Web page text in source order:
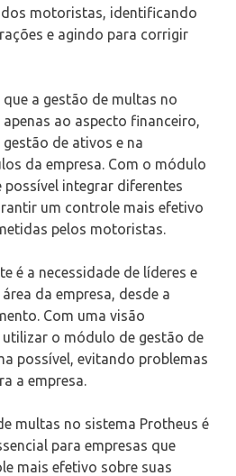
motoristas, identificando
e agindo para corrigir
a gestão de multas no
ao aspecto financeiro,
de ativos e na
da empresa. Com o módulo
possível integrar diferentes
um controle mais efetivo
pelos motoristas.
é a necessidade de líderes e
da empresa, desde a
Com uma visão
utilizar o módulo de gestão de
possível, evitando problemas
a empresa.
multas no sistema Protheus é
para empresas que
mais efetivo sobre suas